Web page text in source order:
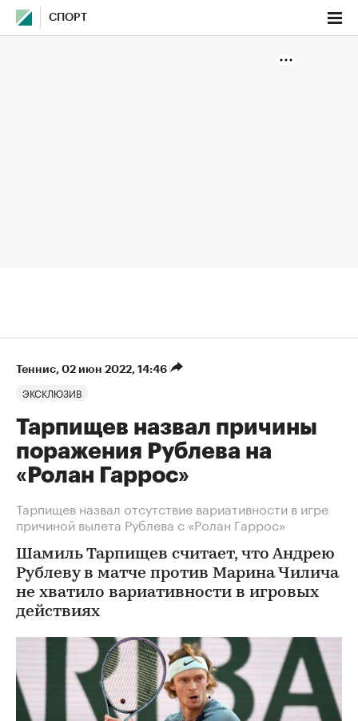
СПОРТ
Теннис⁠, 02 июн 2022, 14:46
ЭКСКЛЮЗИВ
Тарпищев назвал причины
поражения Рублева на
«Ролан Гаррос»
Тарпищев назвал отсутствие вариативности в игре
причиной вылета Рублева с «Ролан Гаррос»
Шамиль Тарпищев считает, что Андрею
Рублеву в матче против Марина Чилича
не хватило вариативности в игровых
действиях